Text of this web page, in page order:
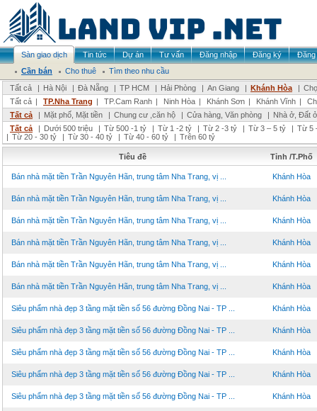
Sàn giao dịch Tin tức Dự án Tư vấn Đăng nhập Đăng ký
Đăng
Cần bán
Cho thuê
Tìm theo nhu cầu
Tất cả
| Hà Nội | Đà Nẵng | TP HCM | Hải Phòng | An Giang | Khánh Hòa |
Tất cả | TP.Nha Trang | TP.Cam Ranh | Ninh Hòa | Khánh Sơn | Khánh Vĩnh |
Tất cả
| Mặt phố, Mặt tiền | Chung cư ,căn hộ | Cửa hàng, Văn phòng | Nhà ở, Đất ở
Tất cả
| Dưới 500 triệu | Từ 500 -1 tỷ | Từ 1 -2 tỷ | Từ 2 -3 tỷ | Từ 3 – 5 tỷ | Từ 5
| Từ 20 - 30 tỷ | Từ 30 - 40 tỷ | Từ 40 - 60 tỷ | Trên 60 tỷ
Tiêu đề Tỉnh /T.Phố
Bán nhà mặt tiền Trần Nguyên Hãn, trung tâm Nha Trang, vị ... Khánh Hòa
Bán nhà mặt tiền Trần Nguyên Hãn, trung tâm Nha Trang, vị ... Khánh Hòa
Bán nhà mặt tiền Trần Nguyên Hãn, trung tâm Nha Trang, vị ... Khánh Hòa
Bán nhà mặt tiền Trần Nguyên Hãn, trung tâm Nha Trang, vị ... Khánh Hòa
Bán nhà mặt tiền Trần Nguyên Hãn, trung tâm Nha Trang, vị ... Khánh Hòa
Bán nhà mặt tiền Trần Nguyên Hãn, trung tâm Nha Trang, vị ... Khánh Hòa
Siêu phẩm nhà đẹp 3 tầng mặt tiền số 56 đường Đồng Nai - TP ... Khánh Hòa
Siêu phẩm nhà đẹp 3 tầng mặt tiền số 56 đường Đồng Nai - TP ... Khánh Hòa
Siêu phẩm nhà đẹp 3 tầng mặt tiền số 56 đường Đồng Nai - TP ... Khánh Hòa
Siêu phẩm nhà đẹp 3 tầng mặt tiền số 56 đường Đồng Nai - TP ... Khánh Hòa
Siêu phẩm nhà đẹp 3 tầng mặt tiền số 56 đường Đồng Nai - TP ... Khánh Hòa